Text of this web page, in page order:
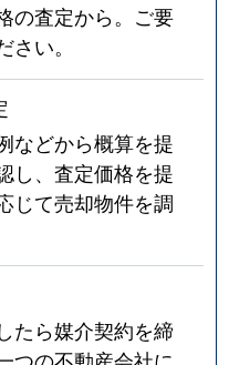
の査定から。ご要
い。
などから概算を提
し、査定価格を提
じて売却物件を調
たら媒介契約を締
つの不動産会社に